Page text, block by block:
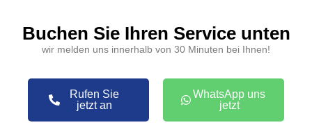
Buchen Sie Ihren Service unten
wir melden uns innerhalb von 30 Minuten bei Ihnen!
Rufen Sie
jetzt an
WhatsApp uns
jetzt